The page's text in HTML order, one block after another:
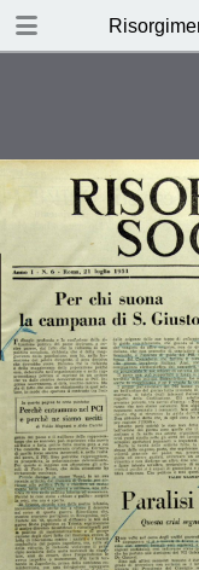
TABLE OF
La marcia su Roma dei
(Paolo Vittorelli)
Contro la funesta
Stato-guida (Ignazio
Perchè entrammo nel
ne siamo usiti (Valdo
Aldo Cucchi)